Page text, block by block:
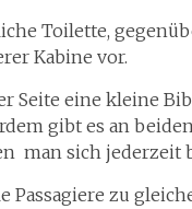
Toilette,
Kabine vor.
Seite eine kleine
gibt es an
man sich jederzeit
Passagiere zu